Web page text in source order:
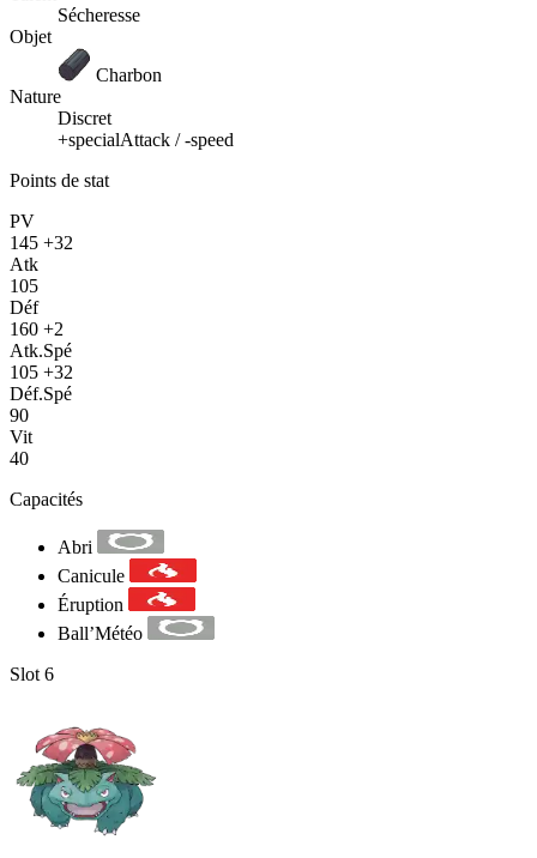
Sécheresse
Objet
Charbon
Nature
Discret
+specialAttack / -speed
Points de stat
PV
145 +32
Atk
105
Déf
160 +2
Atk.Spé
105 +32
Déf.Spé
90
Vit
40
Capacités
Abri
Canicule
Éruption
Ball’Météo
Slot 6